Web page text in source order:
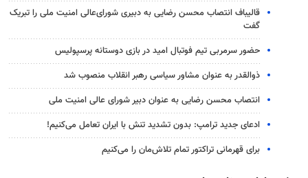
قالیباف انتصاب محسن رضایی به دبیری شورای‌عالی امنیت ملی را تبریک
گفت
حضور سرمربی تیم فوتبال امید در بازی دوستانه پرسپولیس
ذوالقدر به عنوان مشاور سیاسی رهبر انقلاب منصوب شد
انتصاب محسن رضایی به عنوان دبیر شورای عالی امنیت ملی
ادعای جدید ترامپ: بدون تشدید تنش با ایران تعامل می‌کنیم!
برای قهرمانی تراکتور تمام تلاش‌مان را می‌کنیم